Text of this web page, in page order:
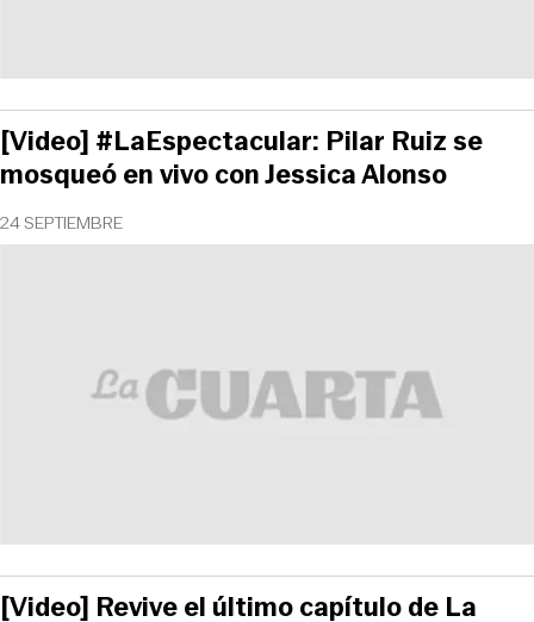
24 SEPTIEMBRE
[Video] #LaEspectacular: Pilar Ruiz se
mosqueó en vivo con Jessica Alonso
[Video] Revive el último capítulo de La